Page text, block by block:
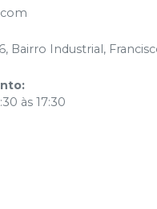
Bairro Industrial,
:
às 17:30